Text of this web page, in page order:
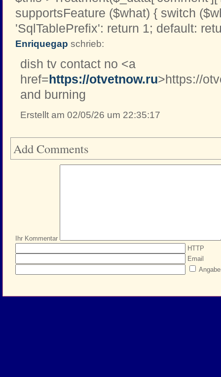
supportsFeature ($what) { switch
'SqlTablePrefix': return 1; default:
Enriquegap schrieb:
dish tv contact no <a
href= https://otvetnow.ru>https://
and burning
Erstellt am 02/05/26 um 22:35:17
Add Comments
Ihr Kommentar
HTTP
Email